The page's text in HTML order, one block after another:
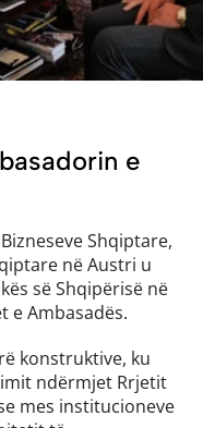
e
Shqiptare,
në Austri u
së Shqipërisë në
e Ambasadës.
konstruktive, ku
ndërmjet Rrjetit
mes institucioneve